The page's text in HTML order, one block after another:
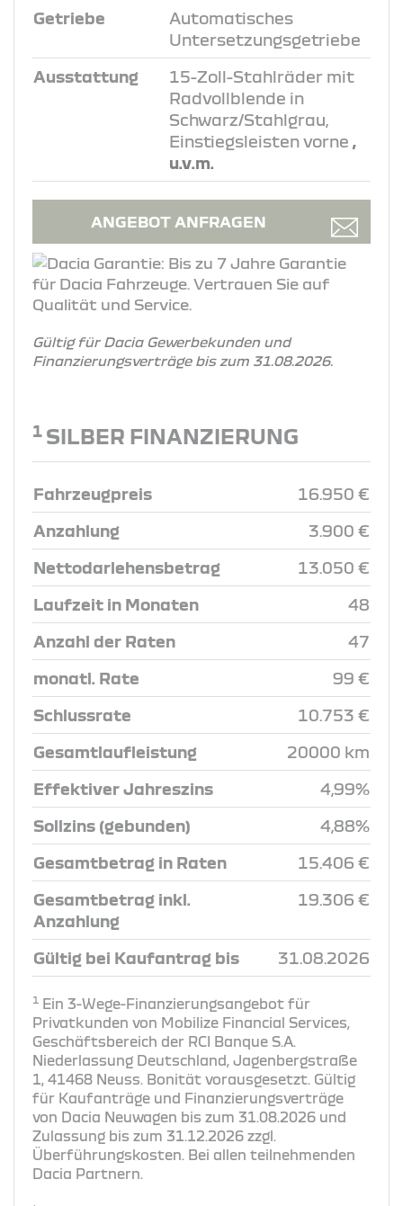
Getriebe
Automatisches
Untersetzungsgetriebe
Ausstattung
15-Zoll-Stahlräder mit
Radvollblende in
Schwarz/Stahlgrau,
Einstiegsleisten vorne ,
u.v.m.
ANGEBOT ANFRAGEN
Gültig für Dacia Gewerbekunden und
Finanzierungsverträge bis zum 31.08.2026.
1 SILBER FINANZIERUNG
Fahrzeugpreis 16.950 €
Anzahlung 3.900 €
Nettodarlehensbetrag 13.050 €
Laufzeit in Monaten 48
Anzahl der Raten 47
monatl. Rate 99 €
Schlussrate 10.753 €
Gesamtlaufleistung 20000 km
Effektiver Jahreszins 4,99%
Sollzins (gebunden) 4,88%
Gesamtbetrag in Raten 15.406 €
Gesamtbetrag inkl.
Anzahlung
19.306 €
Gültig bei Kaufantrag bis 31.08.2026
1 Ein 3-Wege-Finanzierungsangebot für
Privatkunden von Mobilize Financial Services,
Geschäftsbereich der RCI Banque S.A.
Niederlassung Deutschland, Jagenbergstraße
1, 41468 Neuss. Bonität vorausgesetzt. Gültig
für Kaufanträge und Finanzierungsverträge
von Dacia Neuwagen bis zum 31.08.2026 und
Zulassung bis zum 31.12.2026 zzgl.
Überführungskosten. Bei allen teilnehmenden
Dacia Partnern.